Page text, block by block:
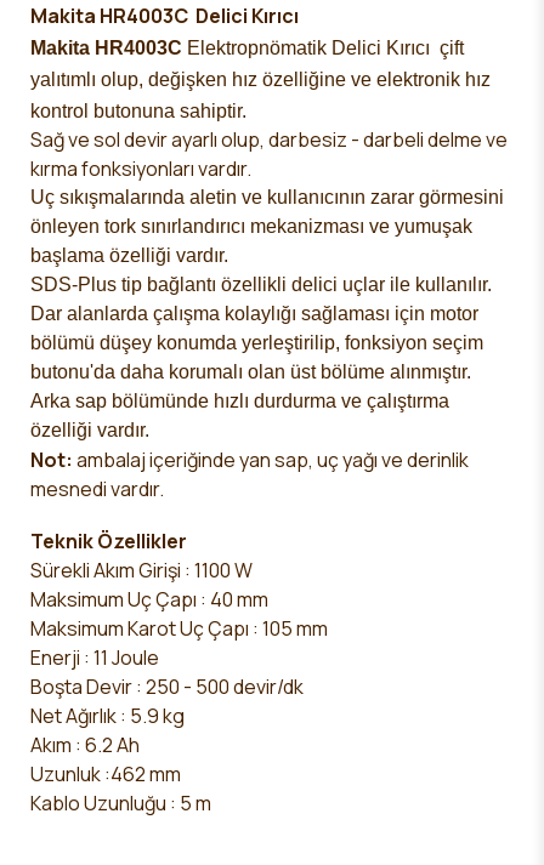
Makita HR4003C Delici Kırıcı
Makita HR4003C Elektropnömatik Delici Kırıcı çift
yalıtımlı olup, değişken hız özelliğine ve elektronik hız
kontrol butonuna sahiptir.
Sağ ve sol devir ayarlı olup, darbesiz - darbeli delme ve
kırma fonksiyonları vardır.
Uç sıkışmalarında aletin ve kullanıcının zarar görmesini
önleyen tork sınırlandırıcı mekanizması ve yumuşak
başlama özelliği vardır.
SDS-Plus tip bağlantı özellikli delici uçlar ile kullanılır.
Dar alanlarda çalışma kolaylığı sağlaması için motor
bölümü düşey konumda yerleştirilip, fonksiyon seçim
butonu'da daha korumalı olan üst bölüme alınmıştır.
Arka sap bölümünde hızlı durdurma ve çalıştırma
özelliği vardır.
Not: ambalaj içeriğinde yan sap, uç yağı ve derinlik
mesnedi vardır.
Teknik Özellikler
Sürekli Akım Girişi : 1100 W
Maksimum Uç Çapı : 40 mm
Maksimum Karot Uç Çapı : 105 mm
Enerji : 11 Joule
Boşta Devir : 250 - 500 devir/dk
Net Ağırlık : 5.9 kg
Akım : 6.2 Ah
Uzunluk :462 mm
Kablo Uzunluğu : 5 m